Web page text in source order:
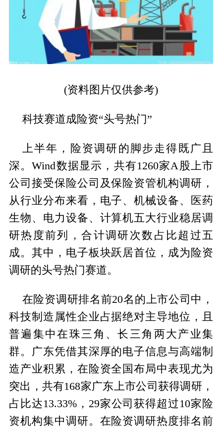
(资料图片仅供参考)
科技赛道成险资“头号热门”
上半年，险资调研的脚步走得既广且
深。Wind数据显示，共有1260家A股上市
公司接受保险公司及保险资管机构调研，
从行业分布来看，电子、机械设备、医药
生物、电力设备、计算机五大行业稳居调
研热度前列，合计调研次数占比超过五
成。其中，电子板块跃居首位，成为险资
调研的头号热门赛道。
在险资调研排名前20名的上市公司中，
科技制造属性企业占据绝对主导地位，且
普遍集中在珠三角、长三角两大产业集
群。广东凭借其深厚的电子信息与高端制
造产业积累，在险资全国布局中表现尤为
突出，共有168家广东上市公司获得调研，
占比达13.33%，29家公司获得超过10家险
资机构集中调研。在险资调研热度排名前